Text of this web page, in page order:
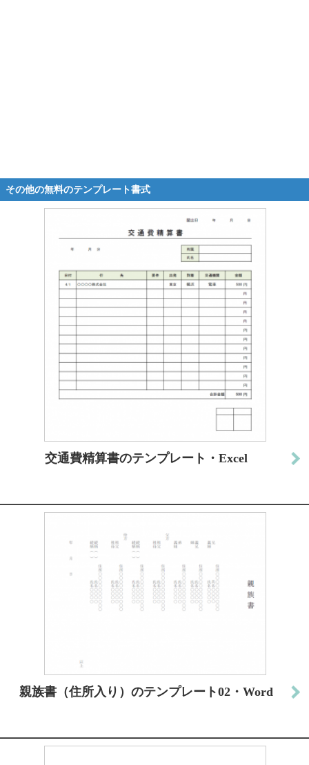
その他の無料のテンプレート書式
交通費精算書のテンプレート・Excel
親族書（住所入り）のテンプレート02・Word